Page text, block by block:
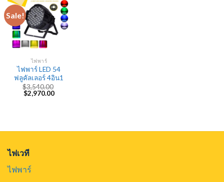
Sale!
ไฟพาร์
ไฟพาร์ LED 54
ฟลูคัลเลอร์ 4อิน1
$3,540.00
Original
price
$2,970.00Current
ไฟเวที
ไฟพาร์